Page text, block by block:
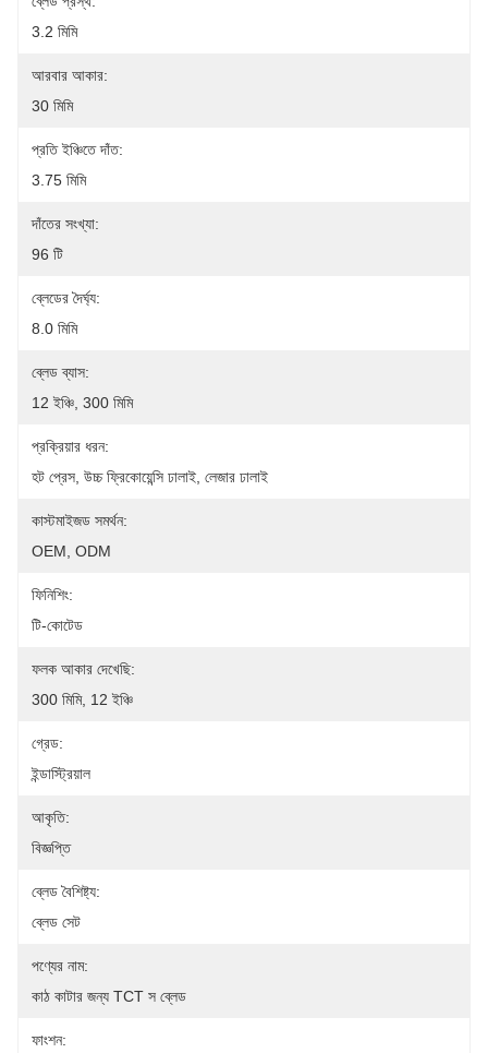
3.2 মিমি
আরবার আকার:
30 মিমি
প্রতি ইঞ্চিতে দাঁত:
3.75 মিমি
দাঁতের সংখ্যা:
96 টি
ব্লেডের দৈর্ঘ্য:
8.0 মিমি
ব্লেড ব্যাস:
12 ইঞ্চি, 300 মিমি
প্রক্রিয়ার ধরন:
হট প্রেস, উচ্চ ফ্রিকোয়েন্সি ঢালাই, লেজার ঢালাই
কাস্টমাইজড সমর্থন:
OEM, ODM
ফিনিশিং:
টি-কোটেড
ফলক আকার দেখেছি:
300 মিমি, 12 ইঞ্চি
গ্রেড:
ইন্ডাস্ট্রিয়াল
আকৃতি:
বিজ্ঞপ্তি
ব্লেড বৈশিষ্ট্য:
ব্লেড সেট
পণ্যের নাম:
কাঠ কাটার জন্য TCT স ব্লেড
ফাংশন: